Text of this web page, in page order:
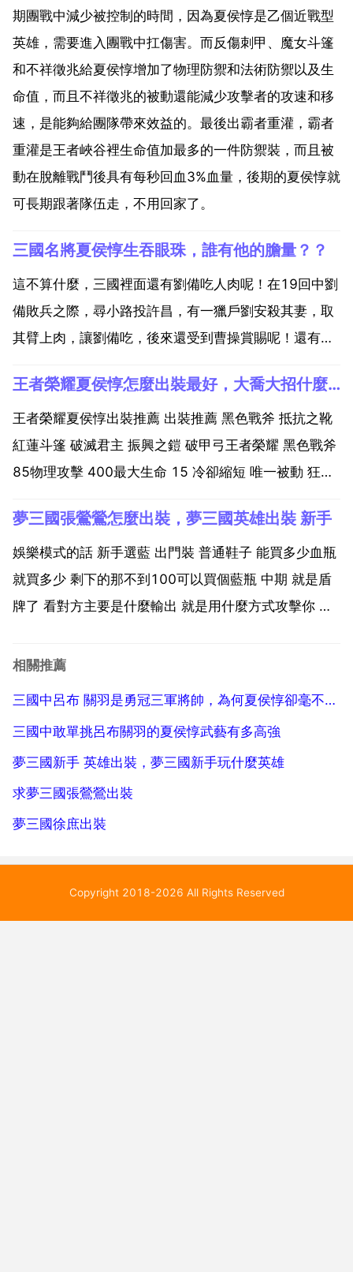
期團戰中減少被控制的時間，因為夏侯惇是乙個近戰型
英雄，需要進入團戰中扛傷害。而反傷刺甲、魔女斗篷
和不祥徵兆給夏侯惇增加了物理防禦和法術防禦以及生
命值，而且不祥徵兆的被動還能減少攻擊者的攻速和移
速，是能夠給團隊帶來效益的。最後出霸者重灌，霸者
重灌是王者峽谷裡生命值加最多的一件防禦裝，而且被
動在脫離戰鬥後具有每秒回血3%血量，後期的夏侯惇就
可長期跟著隊伍走，不用回家了。
三國名將夏侯惇生吞眼珠，誰有他的膽量？？
這不算什麼，三國裡面還有劉備吃人肉呢！在19回中劉
備敗兵之際，尋小路投許昌，有一獵戶劉安殺其妻，取
其臂上肉，讓劉備吃，後來還受到曹操賞賜呢！還有典
單槍匹馬救劉阿斗，這都是膽量！我覺得夏侯惇展現不
光光是膽量乙個方面，更多的是一種對父母的尊重和敬
愛，因為夏...
王者榮耀夏侯惇怎麼出裝最好，大喬大招什麼時候放
王者榮耀夏侯惇出裝推薦 出裝推薦 黑色戰斧 抵抗之靴
紅蓮斗篷 破滅君主 振興之鎧 破甲弓王者榮耀 黑色戰斧
85物理攻擊 400最大生命 15 冷卻縮短 唯一被動 狂暴
攻減少目標40點護甲，最多疊加5層，持續5秒 普攻是
夏侯惇的核心輸出手段...
夢三國張鶯鶯怎麼出裝，夢三國英雄出裝 新手
娛樂模式的話 新手選藍 出門裝 普通鞋子 能買多少血瓶
就買多少 剩下的那不到100可以買個藍瓶 中期 就是盾
牌了 看對方主要是什麼輸出 就是用什麼方式攻擊你 如
肩，如果是物攻 貂蟬大喬等 就出格擋無雙鋼盾，記住
相關推薦
三國中呂布 關羽是勇冠三軍將帥，為何夏侯惇卻毫不畏懼
三國中敢單挑呂布關羽的夏侯惇武藝有多高強
夢三國新手 英雄出裝，夢三國新手玩什麼英雄
求夢三國張鶯鶯出裝
夢三國徐庶出裝
Copyright 2018-2026 All Rights Reserved